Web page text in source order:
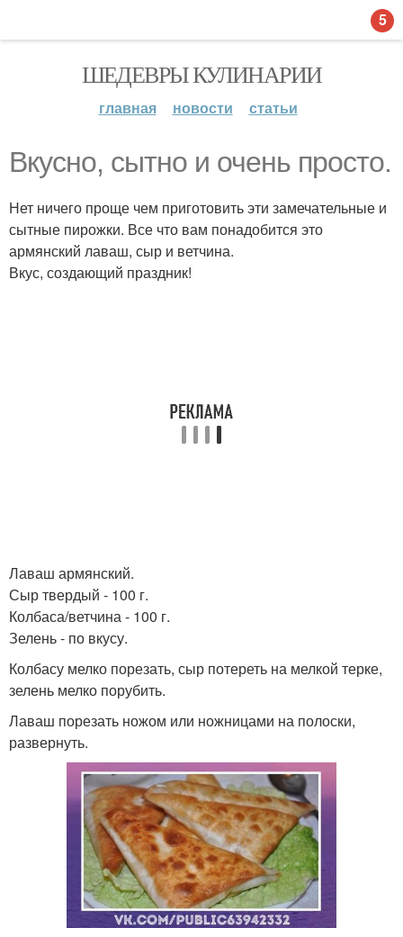
ШЕДЕВРЫ КУЛИНАРИИ
главная новости статьи
Вкусно, сытно и очень просто.
Нет ничего проще чем приготовить эти замечательные и
сытные пирожки. Все что вам понадобится это
армянский лаваш, сыр и ветчина.
Вкус, создающий праздник!
Лаваш армянский.
Сыр твердый - 100 г.
Колбаса/ветчина - 100 г.
Зелень - по вкусу.
Колбасу мелко порезать, сыр потереть на мелкой терке,
зелень мелко порубить.
Лаваш порезать ножом или ножницами на полоски,
развернуть.
5